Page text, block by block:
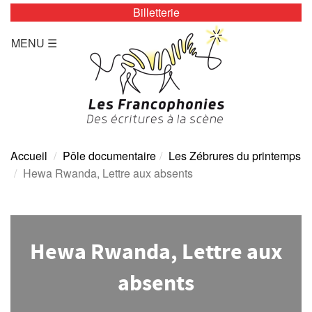
LES ZÉBRURES
Programmation/Calendrier
Presse
Tarifs
Archives
TOUTE L’ANNÉE
Programmation/calendrier
Billetterie
MENU ☰
Accueil Pôle documentaire
Les Zébrures du printemps
Hewa Rwanda, Lettre aux absents
Hewa Rwanda, Lettre aux
absents